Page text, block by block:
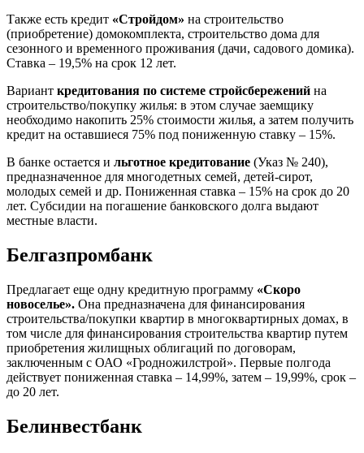
Также есть кредит «Стройдом» на строительство
(приобретение) домокомплекта, строительство дома для
сезонного и временного проживания (дачи, садового домика).
Ставка – 19,5% на срок 12 лет.
Вариант кредитования по системе стройсбережений на
строительство/покупку жилья: в этом случае заемщику
необходимо накопить 25% стоимости жилья, а затем получить
кредит на оставшиеся 75% под пониженную ставку – 15%.
В банке остается и льготное кредитование (Указ № 240),
предназначенное для многодетных семей, детей-сирот,
молодых семей и др. Пониженная ставка – 15% на срок до 20
лет. Субсидии на погашение банковского долга выдают
местные власти.
Белгазпромбанк
Предлагает еще одну кредитную программу «Скоро
новоселье». Она предназначена для финансирования
строительства/покупки квартир в многоквартирных домах, в
том числе для финансирования строительства квартир путем
приобретения жилищных облигаций по договорам,
заключенным с ОАО «Гродножилстрой». Первые полгода
действует пониженная ставка – 14,99%, затем – 19,99%, срок –
до 20 лет.
Белинвестбанк